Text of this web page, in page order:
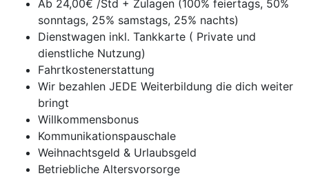
Ab 24,00€ /Std + Zulagen (100% feiertags, 50%
sonntags, 25% samstags, 25% nachts)
Dienstwagen inkl. Tankkarte ( Private und
dienstliche Nutzung)
Fahrtkostenerstattung
Wir bezahlen JEDE Weiterbildung die dich weiter
bringt
Willkommensbonus
Kommunikationspauschale
Weihnachtsgeld & Urlaubsgeld
Betriebliche Altersvorsorge